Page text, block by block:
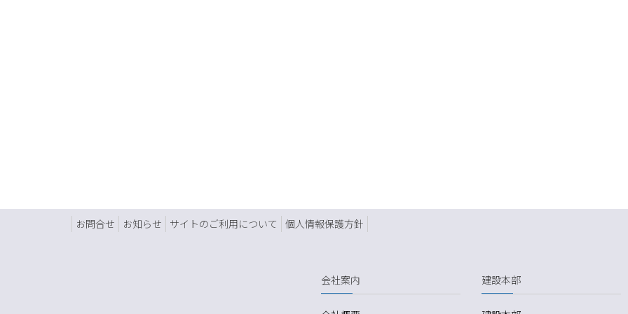
お問合せ お知らせ サイトのご利用について 個人情報保護方針
会社案内 建設本部